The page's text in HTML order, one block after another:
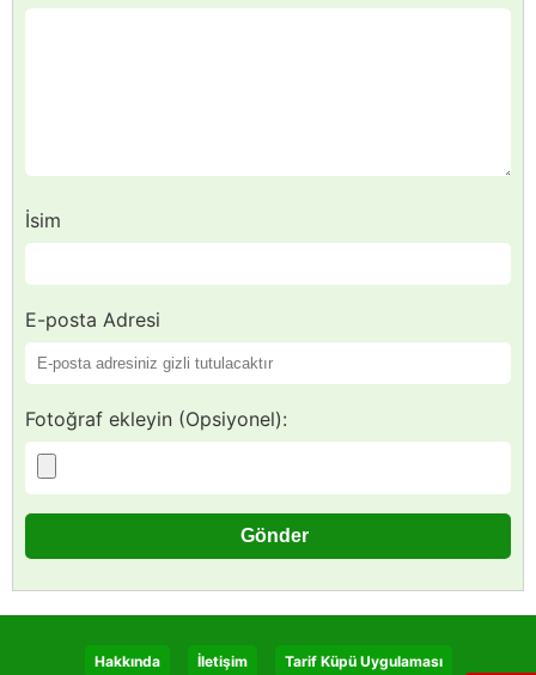
İsim
E-posta Adresi
Fotoğraf ekleyin (Opsiyonel):
Hakkında İletişim Tarif Küpü Uygulaması